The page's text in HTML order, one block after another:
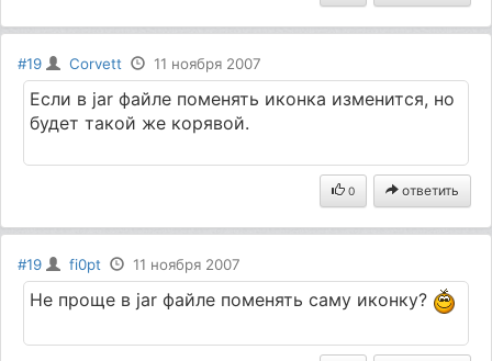
#19 Corvett 11 ноября 2007
Если в jаr файле поменять иконка изменится, но
будет такой же корявой.
0 ответить
#19 fi0pt 11 ноября 2007
Не проще в jar файле поменять саму иконку?